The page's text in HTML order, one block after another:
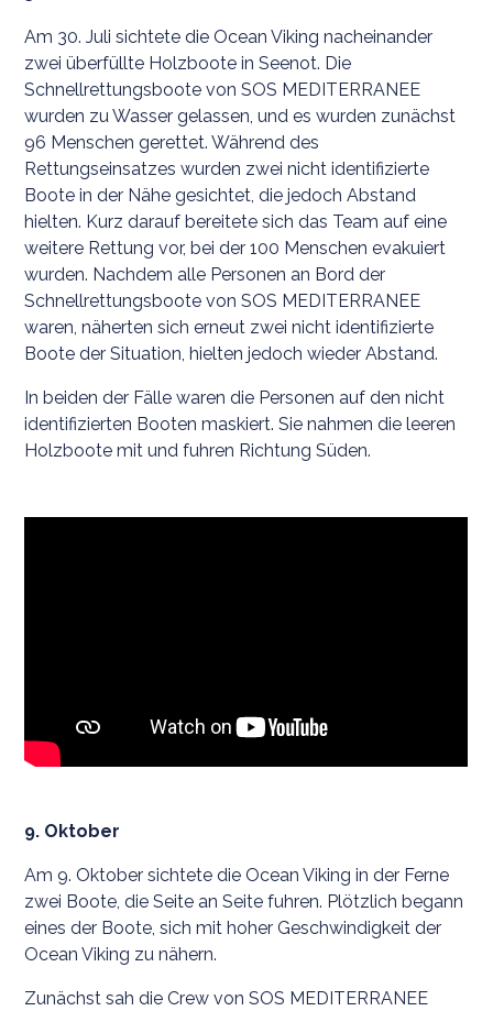
Am 30. Juli sichtete die Ocean Viking nacheinander
zwei überfüllte Holzboote in Seenot. Die
Schnellrettungsboote von SOS MEDITERRANEE
wurden zu Wasser gelassen, und es wurden zunächst
96 Menschen gerettet. Während des
Rettungseinsatzes wurden zwei nicht identifizierte
Boote in der Nähe gesichtet, die jedoch Abstand
hielten. Kurz darauf bereitete sich das Team auf eine
weitere Rettung vor, bei der 100 Menschen evakuiert
wurden. Nachdem alle Personen an Bord der
Schnellrettungsboote von SOS MEDITERRANEE
waren, näherten sich erneut zwei nicht identifizierte
Boote der Situation, hielten jedoch wieder Abstand.
In beiden der Fälle waren die Personen auf den nicht
identifizierten Booten maskiert. Sie nahmen die leeren
Holzboote mit und fuhren Richtung Süden.
9. Oktober
Am 9. Oktober sichtete die Ocean Viking in der Ferne
zwei Boote, die Seite an Seite fuhren. Plötzlich begann
eines der Boote, sich mit hoher Geschwindigkeit der
Ocean Viking zu nähern.
Zunächst sah die Crew von SOS MEDITERRANEE